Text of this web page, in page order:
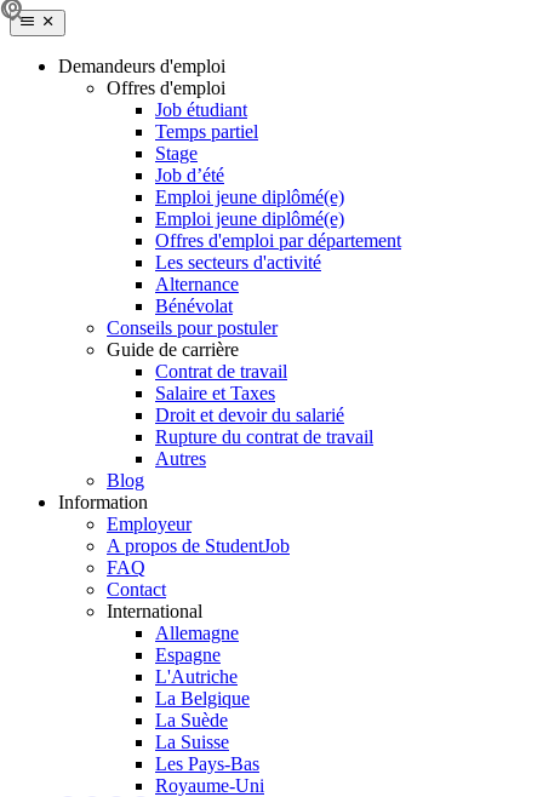
Demandeurs d'emploi
Offres d'emploi
Job étudiant
Temps partiel
Stage
Job d’été
Emploi jeune diplômé(e)
Emploi jeune diplômé(e)
Offres d'emploi par département
Les secteurs d'activité
Alternance
Bénévolat
Conseils pour postuler
Guide de carrière
Contrat de travail
Salaire et Taxes
Droit et devoir du salarié
Rupture du contrat de travail
Autres
Blog
Information
Employeur
A propos de StudentJob
FAQ
Contact
International
Allemagne
Espagne
L'Autriche
La Belgique
La Suède
La Suisse
Les Pays-Bas
Royaume-Uni